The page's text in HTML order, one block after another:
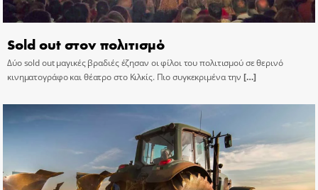
Sold out στον πολιτισμό
Δύο sold out μαγικές βραδιές έζησαν οι φίλοι του πολιτισμού σε θερινό
κινηματογράφο και θέατρο στο Κιλκίς. Πιο συγκεκριμένα την […]